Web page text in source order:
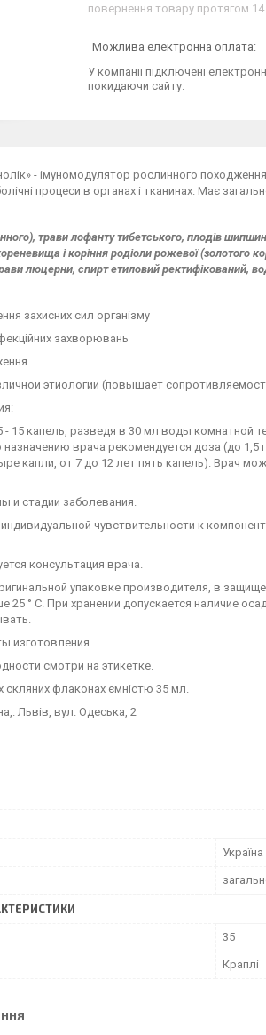
повернення товару протягом 14
У компанії підключені
покидаючи сайту.
- імуномодулятор рослинного
процеси в органах і тканинах. Має
трави лофанту тибетського, плодів
і коріння родіоли рожевої (золотого
люцерни, спирт етиловий ректифікований,
захисних сил організму
захворювань
этиологии (повышает
15 капель, разведя в 30 мл воды комнатной
врача рекомендуется доза (до 1,5
капли, от 7 до 12 лет пять капель). Врач
и стадии заболевания.
чувствительности к
консультация врача.
упаковке производителя, в
25 ° С. При хранении допускается наличие
изготовления
смотри на этикетке.
скляних флаконах ємністю 35 мл.
Львів, вул. Одеська, 2
Україна
35
Краплі